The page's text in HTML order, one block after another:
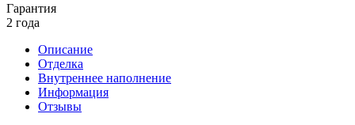
Гарантия
2 года
Описание
Отделка
Внутреннее наполнение
Информация
Отзывы